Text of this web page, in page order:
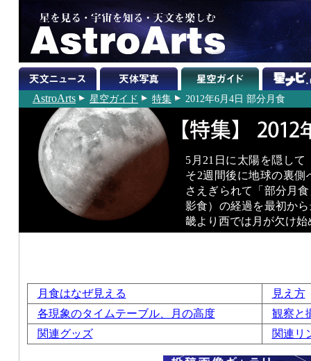
AstroArts 星空ガイド 特集 2012年6月4日 部分月食
5月21日に太陽を隠し
そ2週間後に地球の裏
さえぎられて「部分月
影食）の経過を最初か
畿より西では月が欠け
月食はなぜ見える
見え方
各現象のタイムテーブル、月の高度
観察と
関連グッズ
関連リ